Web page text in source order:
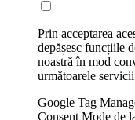
Prin acceptarea
depășesc funcțiile
noastră în mod
următoarele
Google Tag
Consent Mode de